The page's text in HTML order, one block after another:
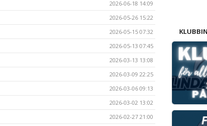
2026-06-18 14:09
2026-05-26 15:22
2026-05-15 07:32
2026-05-13 07:45
2026-03-13 13:08
2026-03-09 22:25
2026-03-06 09:13
2026-03-02 13:02
2026-02-27 21:00